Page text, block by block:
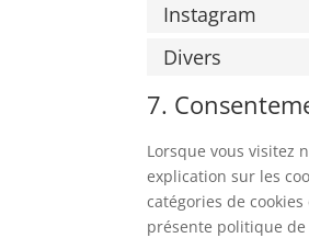
Instagram
Divers
7.
Lorsque vous visitez
explication sur les
catégories de
présente politique de